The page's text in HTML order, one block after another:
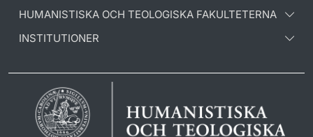
HUMANISTISKA OCH TEOLOGISKA FAKULTETERNA
INSTITUTIONER